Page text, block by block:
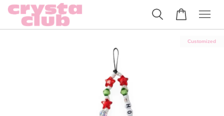
Customized